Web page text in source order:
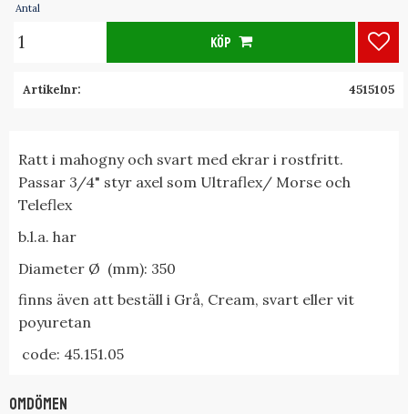
Antal
KÖP
Artikelnr 4515105
Ratt i mahogny och svart med ekrar i rostfritt.
Passar 3/4" styr axel som Ultraflex/ Morse och
Teleflex
b.l.a. har
Diameter Ø (mm): 350
finns även att beställ i Grå, Cream, svart eller vit
poyuretan
code: 45.151.05
Omdömen